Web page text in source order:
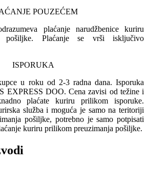
POUZEĆEM
plaćanje narudžbenice kuriru
pošiljke. Plaćanje se vrši isključivo
ISPORUKA
u roku od 2-3 radna dana. Isporuka
EXPRESS DOO. Cena zavisi od težine i
plaćate kuriru prilikom isporuke.
služba i moguća je samo na teritoriji
pošiljke, potrebno je samo potpisati
kuriru prilikom preuzimanja pošiljke.